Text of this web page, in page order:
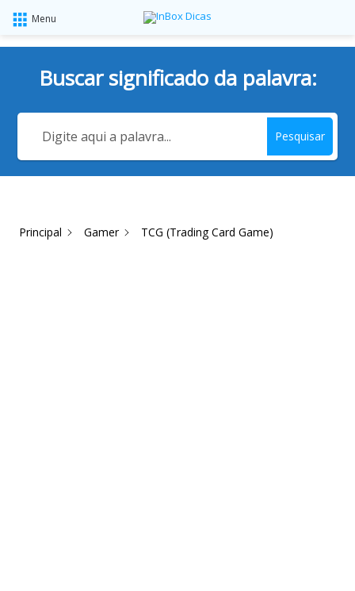
Menu
Buscar significado da palavra:
Pesquisar
Principal Gamer TCG (Trading Card Game)